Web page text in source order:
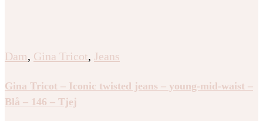
Dam, Gina Tricot, Jeans
Gina Tricot – Iconic twisted jeans – young-mid-waist –
Blå – 146 – Tjej